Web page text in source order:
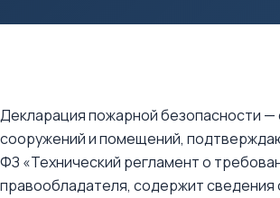
Декларация пожарной безопасности —
сооружений и помещений,
ФЗ «Технический регламент о
правообладателя, содержит